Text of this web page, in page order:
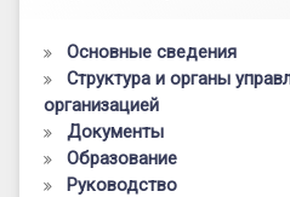
Основные сведения
Структура и органы
организацией
Документы
Образование
Руководство